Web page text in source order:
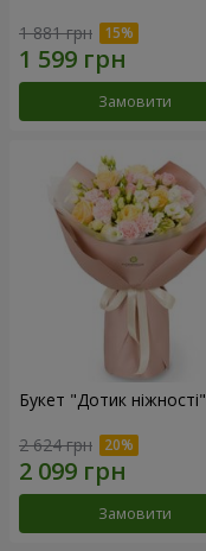
1 881 грн
Замовити
Букет "Дотик ніжності"
2 624 грн
Замовити